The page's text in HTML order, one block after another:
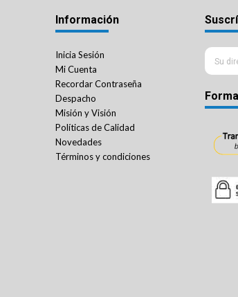
Información
Inicia Sesión
Mi Cuenta
Recordar Contraseña
Despacho
Misión y Visión
Políticas de Calidad
Novedades
Términos y condiciones